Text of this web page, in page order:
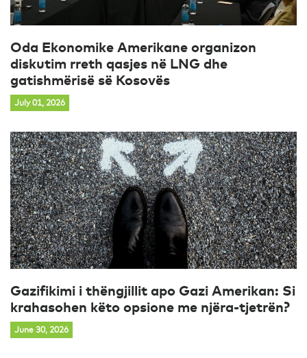
Oda Ekonomike Amerikane organizon
diskutim rreth qasjes në LNG dhe
gatishmërisë së Kosovës
July 01, 2026
Gazifikimi i thëngjillit apo Gazi Amerikan: Si
krahasohen këto opsione me njëra-tjetrën?
June 30, 2026